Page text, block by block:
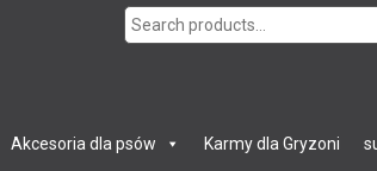
Search
Akcesoria dla psów Karmy dla Gryzoni